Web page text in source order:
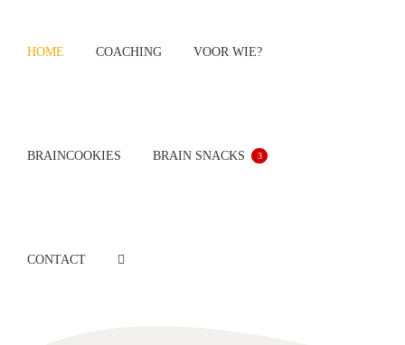
HOME COACHING VOOR WIE?
BRAINCOOKIES BRAIN SNACKS 3
CONTACT